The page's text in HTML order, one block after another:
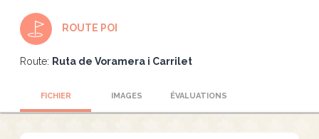
ROUTE POI
Route: Ruta de Voramera i Carrilet
FICHIER IMAGES ÉVALUATIONS